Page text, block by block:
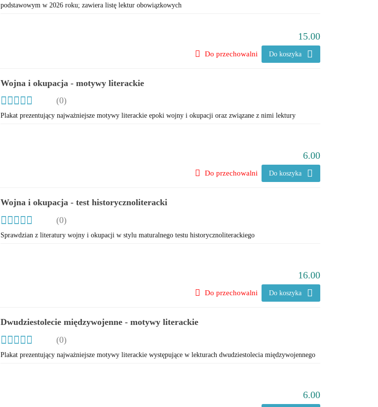
podstawowym w 2026 roku; zawiera listę lektur obowiązkowych
15.00
Do koszyka
Do przechowalni
Wojna i okupacja - motywy literackie
(0)
Plakat prezentujący najważniejsze motywy literackie epoki wojny i okupacji oraz związane z nimi lektury
6.00
Do koszyka
Do przechowalni
Wojna i okupacja - test historycznoliteracki
(0)
Sprawdzian z literatury wojny i okupacji w stylu maturalnego testu historycznoliterackiego
16.00
Do koszyka
Do przechowalni
Dwudziestolecie międzywojenne - motywy literackie
(0)
Plakat prezentujący najważniejsze motywy literackie występujące w lekturach dwudziestolecia międzywojennego
6.00